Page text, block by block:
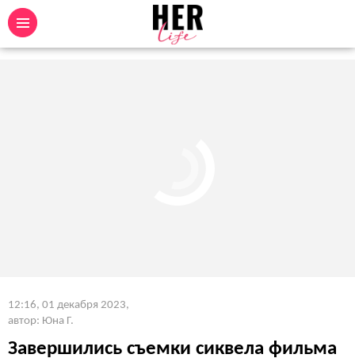
12:16, 01 декабря 2023,
автор: Юна Г.
Завершились съемки сиквела фильма